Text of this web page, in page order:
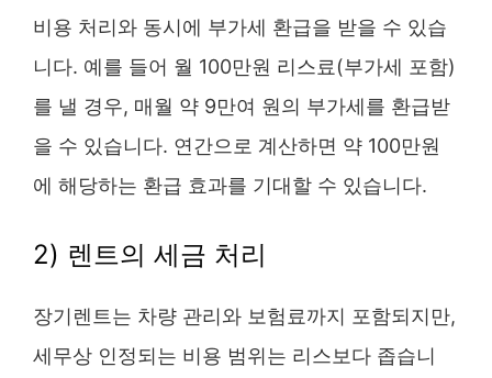
비용 처리와 동시에 부가세 환급을 받을 수 있습
니다. 예를 들어 월 100만원 리스료(부가세 포함)
를 낼 경우, 매월 약 9만여 원의 부가세를 환급받
을 수 있습니다. 연간으로 계산하면 약 100만원
에 해당하는 환급 효과를 기대할 수 있습니다.
2) 렌트의 세금 처리
장기렌트는 차량 관리와 보험료까지 포함되지만,
세무상 인정되는 비용 범위는 리스보다 좁습니